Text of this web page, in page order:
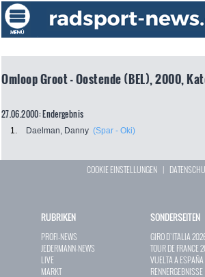
Omloop Groot - Oostende (BEL), 2000,
27.06.2000: Endergebnis
1. Daelman, Danny (Spar - Oki)
COOKIE EINSTELLUNGEN |
RUBRIKEN
PROFI-NEWS
JEDERMANN-NEWS
LIVE
MARKT
SONDERSEITEN
GIRO D`ITALIA
TOUR DE FRANCE
VUELTA A
RENNERGEBNISSE